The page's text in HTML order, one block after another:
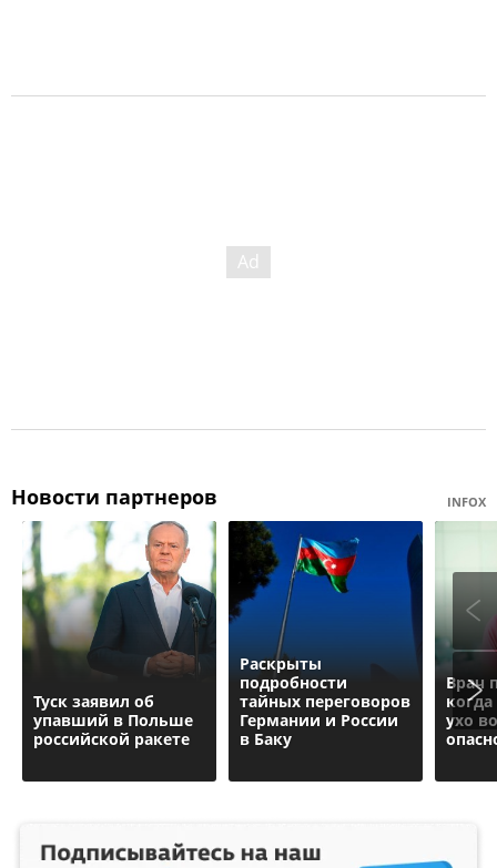
Новости партнеров INFOX
Туск заявил об
упавший в Польше
российской ракете
Раскрыты
подробности
тайных переговоров
Германии и России
в Баку
Врач
ухо